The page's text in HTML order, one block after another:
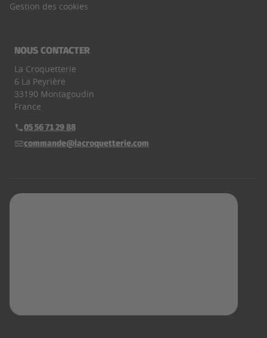
Gestion des cookies
NOUS CONTACTER
La Croquetterie
6 La Peyrière
33190 Montagoudin
France
Téléphone :
05 56 71 29 88
E-mail :
commande@lacroquetterie.com